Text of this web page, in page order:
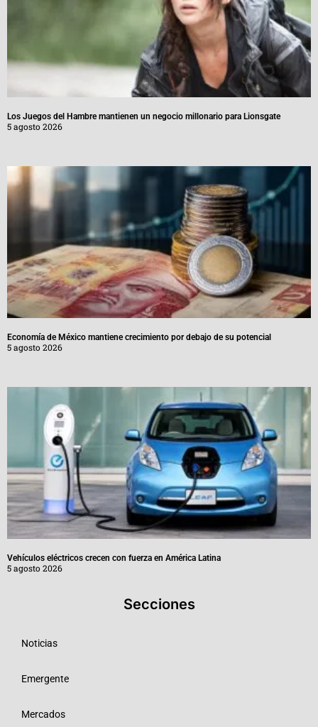
Los Juegos del Hambre mantienen un negocio millonario para Lionsgate
5 agosto 2026
Economía de México mantiene crecimiento por debajo de su potencial
5 agosto 2026
Vehículos eléctricos crecen con fuerza en América Latina
5 agosto 2026
Secciones
Noticias
Emergente
Mercados